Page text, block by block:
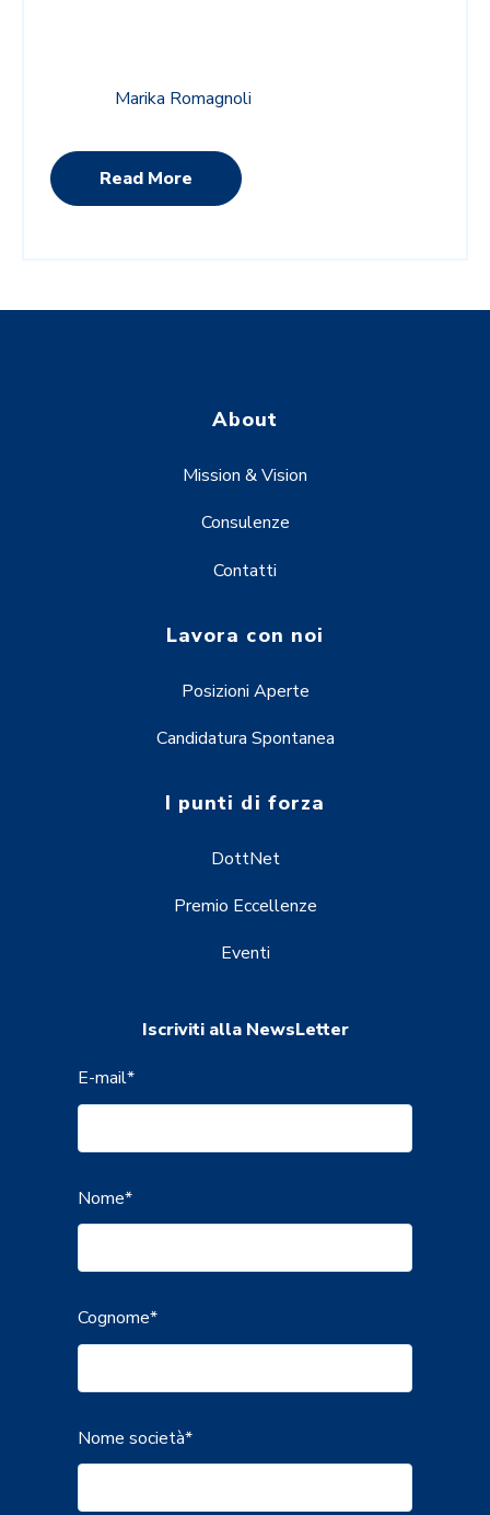
Marika Romagnoli
Read More
About
Mission & Vision
Consulenze
Contatti
Lavora con noi
Posizioni Aperte
Candidatura Spontanea
I punti di forza
DottNet
Premio Eccellenze
Eventi
Iscriviti alla NewsLetter
E-mail*
Nome*
Cognome*
Nome società*